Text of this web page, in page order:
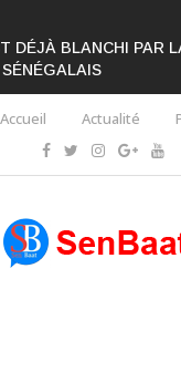
DÉJÀ BLANCHI PAR
Accueil Actualité